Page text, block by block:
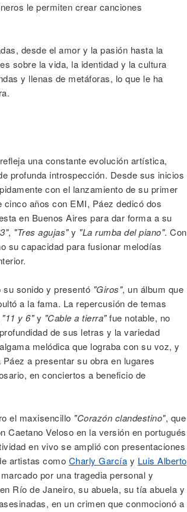
le permiten crear canciones
desde el amor y la pasión hasta la
sobre la vida, la identidad y la cultura
y llenas de metáforas, lo que le ha
una constante evolución artística,
profunda introspección. Desde sus inicios
con el lanzamiento de su primer
años con EMI, Páez dedicó dos
en Buenos Aires para dar forma a su
, "Tres agujas"y "La rumba del piano". Con
su capacidad para fusionar melodías
su sonido y presentó "Giros", un álbum que
a la fama. La repercusión de temas
"11 y 6"y "Cable a tierra"fue notable, no
de sus letras y la variedad
melódica que lograba con su voz, y
a presentar su obra en lugares
en conciertos a beneficio de
el maxisencillo "Corazón clandestino", que
Caetano Veloso en la versión en portugués
en vivo se amplió con presentaciones
artistas como Charly García y Luis Alberto
por una tragedia personal y
Río de Janeiro, su abuela, su tía abuela y
en un crimen que conmocionó a